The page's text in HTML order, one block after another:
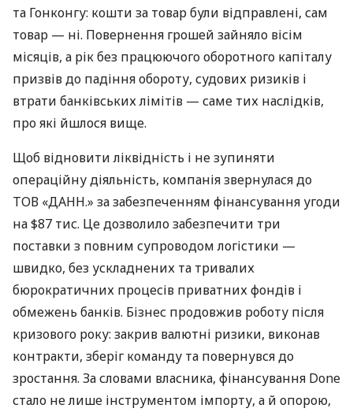
та Гонконгу: кошти за товар були відправлені, сам
товар — ні. Повернення грошей зайняло вісім
місяців, а рік без працюючого оборотного капіталу
призвів до падіння обороту, судових ризиків і
втрати банківських лімітів — саме тих наслідків,
про які йшлося вище.
Щоб відновити ліквідність і не зупиняти
операційну діяльність, компанія звернулася до
ТОВ «ДАНН.» за забезпеченням фінансування угоди
на $87 тис. Це дозволило забезпечити три
поставки з повним супроводом логістики —
швидко, без ускладнених та тривалих
бюрократичних процесів приватних фондів і
обмежень банків. Бізнес продовжив роботу після
кризового року: закрив валютні ризики, виконав
контракти, зберіг команду та повернувся до
зростання. За словами власника, фінансування Done
стало не лише інструментом імпорту, а й опорою,